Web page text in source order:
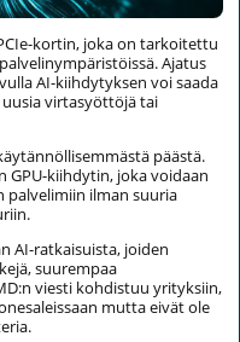
kortin, joka on tarkoitettu
Ajatus
AI-kiihdytyksen voi saada
virtasyöttöjä tai
päästä.
GPU-kiihdytin, joka voidaan
palvelimiin ilman suuria
AI-ratkaisuista, joiden
suurempaa
viesti kohdistuu yrityksiin,
mutta eivät ole